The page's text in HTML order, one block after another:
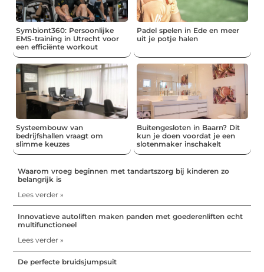
Symbiont360: Persoonlijke
EMS-training in Utrecht voor
een efficiënte workout
Padel spelen in Ede en meer
uit je potje halen
Systeembouw van
bedrijfshallen vraagt om
slimme keuzes
Buitengesloten in Baarn? Dit
kun je doen voordat je een
slotenmaker inschakelt
Waarom vroeg beginnen met tandartszorg bij kinderen zo
belangrijk is
Lees verder »
Innovatieve autoliften maken panden met goederenliften echt
multifunctioneel
Lees verder »
De perfecte bruidsjumpsuit